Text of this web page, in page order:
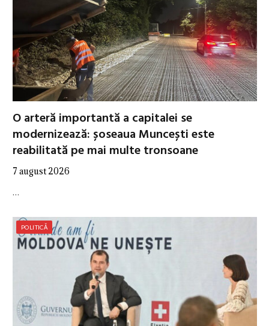
O arteră importantă a capitalei se
modernizează: șoseaua Muncești este
reabilitată pe mai multe tronsoane
7 august 2026
…
POLITICĂ